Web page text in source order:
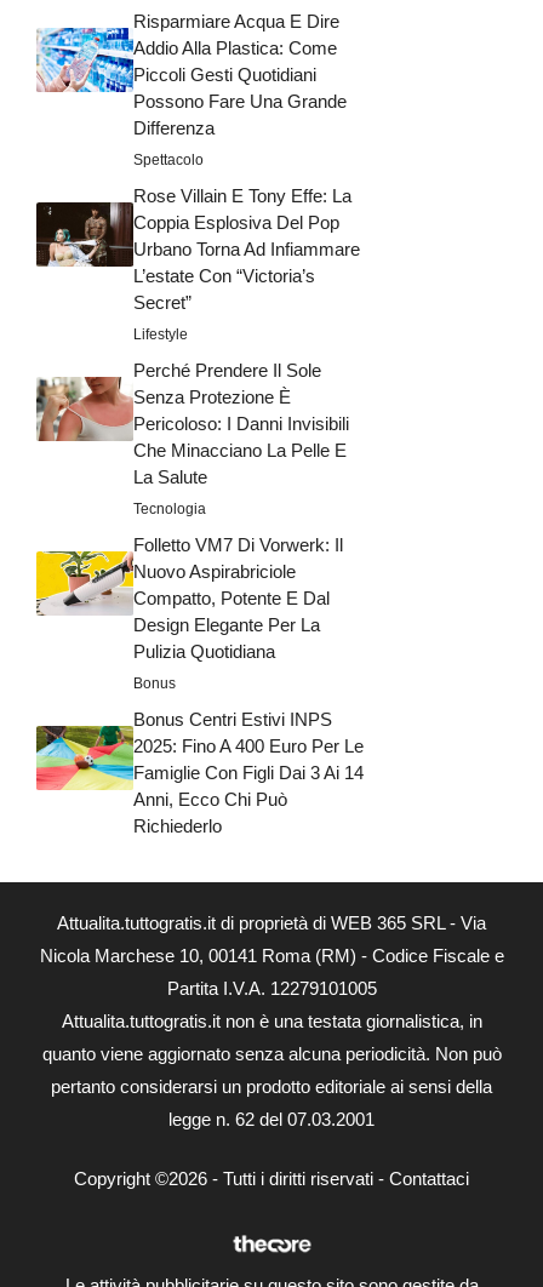
Risparmiare Acqua E Dire
Addio Alla Plastica: Come
Piccoli Gesti Quotidiani
Possono Fare Una Grande
Differenza
Spettacolo
Rose Villain E Tony Effe: La
Coppia Esplosiva Del Pop
Urbano Torna Ad Infiammare
L’estate Con “Victoria’s
Secret”
Lifestyle
Perché Prendere Il Sole
Senza Protezione È
Pericoloso: I Danni Invisibili
Che Minacciano La Pelle E
La Salute
Tecnologia
Folletto VM7 Di Vorwerk: Il
Nuovo Aspirabriciole
Compatto, Potente E Dal
Design Elegante Per La
Pulizia Quotidiana
Bonus
Bonus Centri Estivi INPS
2025: Fino A 400 Euro Per Le
Famiglie Con Figli Dai 3 Ai 14
Anni, Ecco Chi Può
Richiederlo
Attualita.tuttogratis.it di proprietà di WEB 365 SRL - Via
Nicola Marchese 10, 00141 Roma (RM) - Codice Fiscale e
Partita I.V.A. 12279101005
Attualita.tuttogratis.it non è una testata giornalistica, in
quanto viene aggiornato senza alcuna periodicità. Non può
pertanto considerarsi un prodotto editoriale ai sensi della
legge n. 62 del 07.03.2001
Copyright ©2026 - Tutti i diritti riservati - Contattaci